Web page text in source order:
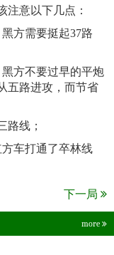
注意以下几点：
方需要挺起37路
方不要过早的平炮
五路进攻，而节省
路线；
车打通了卒林线
下一局
more